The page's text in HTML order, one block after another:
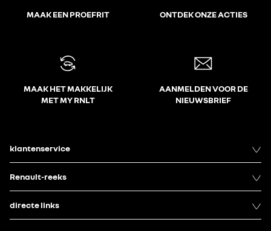
MAAK EEN PROEFRIT ONTDEK ONZE ACTIES
MAAK HET MAKKELIJK
MET MY RNLT
AANMELDEN VOOR DE
NIEUWSBRIEF
klantenservice
Renault-reeks
directe links